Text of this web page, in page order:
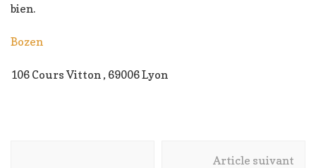
bien.
Bozen
106 Cours Vitton , 69006 Lyon
Article suivant